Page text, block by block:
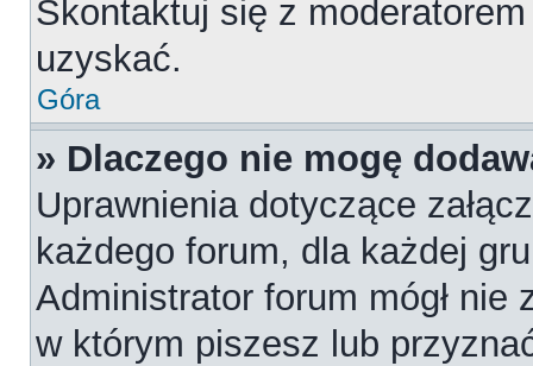
Skontaktuj się z
uzyskać.
Góra
» Dlaczego nie mogę
Uprawnienia dotyczące
każdego forum, dla każdej
Administrator forum mógł nie
w którym piszesz lub